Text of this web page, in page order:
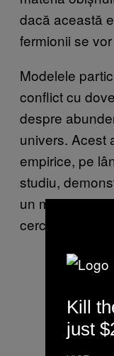
dacă această
fermionii se
Modelele
conflict cu
despre
univers. Acest
empirice, pe
studiu,
un mesager
cercetătorii.
Kill
just